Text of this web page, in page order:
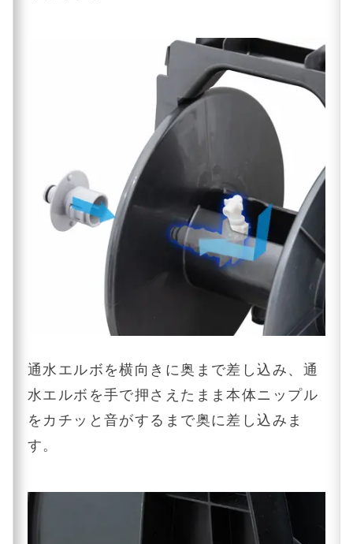
通水エルボを横向きに奥まで差し込み、通
水エルボを手で押さえたまま本体ニップル
をカチッと音がするまで奥に差し込みま
す。